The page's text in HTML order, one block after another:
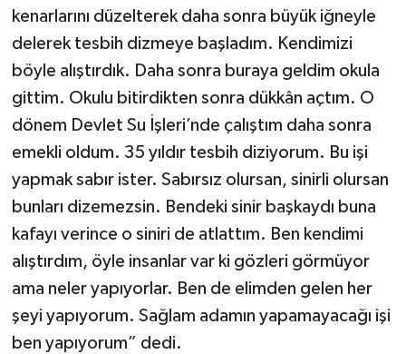
kenarlarını düzelterek daha sonra büyük iğneyle
delerek tesbih dizmeye başladım. Kendimizi
böyle alıştırdık. Daha sonra buraya geldim okula
gittim. Okulu bitirdikten sonra dükkân açtım. O
dönem Devlet Su İşleri’nde çalıştım daha sonra
emekli oldum. 35 yıldır tesbih diziyorum. Bu işi
yapmak sabır ister. Sabırsız olursan, sinirli olursan
bunları dizemezsin. Bendeki sinir başkaydı buna
kafayı verince o siniri de atlattım. Ben kendimi
alıştırdım, öyle insanlar var ki gözleri görmüyor
ama neler yapıyorlar. Ben de elimden gelen her
şeyi yapıyorum. Sağlam adamın yapamayacağı işi
ben yapıyorum” dedi.